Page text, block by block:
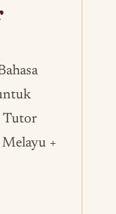
Tutor
Melayu +